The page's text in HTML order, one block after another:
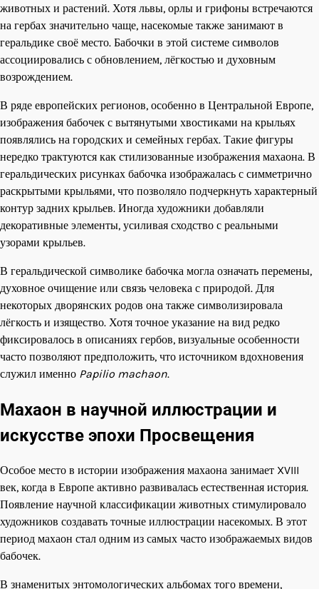
животных и растений. Хотя львы, орлы и грифоны встречаются
на гербах значительно чаще, насекомые также занимают в
геральдике своё место. Бабочки в этой системе символов
ассоциировались с обновлением, лёгкостью и духовным
возрождением.
В ряде европейских регионов, особенно в Центральной Европе,
изображения бабочек с вытянутыми хвостиками на крыльях
появлялись на городских и семейных гербах. Такие фигуры
нередко трактуются как стилизованные изображения махаона. В
геральдических рисунках бабочка изображалась с симметрично
раскрытыми крыльями, что позволяло подчеркнуть характерный
контур задних крыльев. Иногда художники добавляли
декоративные элементы, усиливая сходство с реальными
узорами крыльев.
В геральдической символике бабочка могла означать перемены,
духовное очищение или связь человека с природой. Для
некоторых дворянских родов она также символизировала
лёгкость и изящество. Хотя точное указание на вид редко
фиксировалось в описаниях гербов, визуальные особенности
часто позволяют предположить, что источником вдохновения
служил именно Papilio machaon.
Махаон в научной иллюстрации и
искусстве эпохи Просвещения
Особое место в истории изображения махаона занимает XVIII
век, когда в Европе активно развивалась естественная история.
Появление научной классификации животных стимулировало
художников создавать точные иллюстрации насекомых. В этот
период махаон стал одним из самых часто изображаемых видов
бабочек.
В знаменитых энтомологических альбомах того времени,